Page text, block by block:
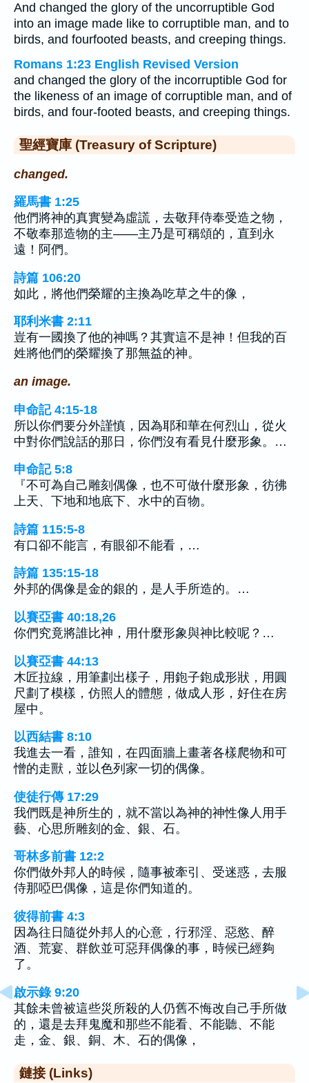
And changed the glory of the uncorruptible God
into an image made like to corruptible man, and to
birds, and fourfooted beasts, and creeping things.
Romans 1:23 English Revised Version
and changed the glory of the incorruptible God for
the likeness of an image of corruptible man, and of
birds, and four-footed beasts, and creeping things.
聖經寶庫 (Treasury of Scripture)
changed.
羅馬書 1:25
他們將神的真實變為虛謊，去敬拜侍奉受造之物，
不敬奉那造物的主——主乃是可稱頌的，直到永
遠！阿們。
詩篇 106:20
如此，將他們榮耀的主換為吃草之牛的像，
耶利米書 2:11
豈有一國換了他的神嗎？其實這不是神！但我的百
姓將他們的榮耀換了那無益的神。
an image.
申命記 4:15-18
所以你們要分外謹慎，因為耶和華在何烈山，從火
中對你們說話的那日，你們沒有看見什麼形象。…
申命記 5:8
『不可為自己雕刻偶像，也不可做什麼形象，彷彿
上天、下地和地底下、水中的百物。
詩篇 115:5-8
有口卻不能言，有眼卻不能看，…
詩篇 135:15-18
外邦的偶像是金的銀的，是人手所造的。…
以賽亞書 40:18,26
你們究竟將誰比神，用什麼形象與神比較呢？…
以賽亞書 44:13
木匠拉線，用筆劃出樣子，用鉋子鉋成形狀，用圓
尺劃了模樣，仿照人的體態，做成人形，好住在房
屋中。
以西結書 8:10
我進去一看，誰知，在四面牆上畫著各樣爬物和可
憎的走獸，並以色列家一切的偶像。
使徒行傳 17:29
我們既是神所生的，就不當以為神的神性像人用手
藝、心思所雕刻的金、銀、石。
哥林多前書 12:2
你們做外邦人的時候，隨事被牽引、受迷惑，去服
侍那啞巴偶像，這是你們知道的。
彼得前書 4:3
因為往日隨從外邦人的心意，行邪淫、惡慾、醉
酒、荒宴、群飲並可惡拜偶像的事，時候已經夠
了。
啟示錄 9:20
其餘未曾被這些災所殺的人仍舊不悔改自己手所做
的，還是去拜鬼魔和那些不能看、不能聽、不能
走，金、銀、銅、木、石的偶像，
鏈接 (Links)